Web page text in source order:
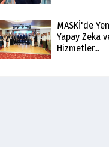
MASKİ'de
Yapay Zeka
Hizmetler...